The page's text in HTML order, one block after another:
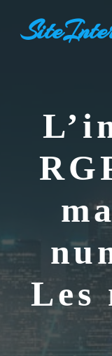
contenu
Les